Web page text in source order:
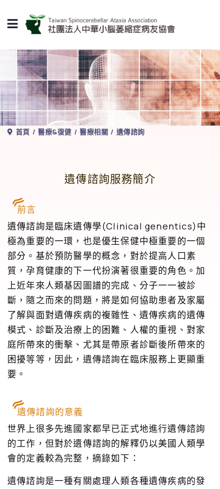
首頁 醫療&復健 醫療相關 遺傳諮詢
遺傳諮詢服務簡介
前言
遺傳諮詢是臨床遺傳學(Clinical genentics)中
極為重要的一環，也是優生保健中極重要的一個
部分。基於預防醫學的概念，對於提高人口素
質，孕育健康的下一代扮演著很重要的角色。加
上近年來人類基因圖譜的完成、分子一一被診
斷，隨之而來的問題，將是如何協助患者及家屬
了解與面對遺傳疾病的複雜性、遺傳疾病的遺傳
模式、診斷及治療上的困難、人權的重視、對家
庭所帶來的衝擊、尤其是帶原者診斷後所帶來的
困擾等等，因此，遺傳諮詢在臨床服務上更顯重
要。
遺傳諮詢的意義
世界上很多先進國家都早已正式地進行遺傳諮詢
的工作，但對於遺傳諮詢的解釋仍以美國人類學
會的定義較為完整，摘錄如下：
遺傳諮詢是一種有關處理人類各種遺傳疾病的發